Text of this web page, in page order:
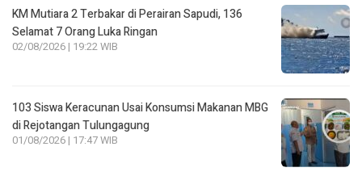
KM Mutiara 2 Terbakar di Perairan Sapudi, 136
Selamat 7 Orang Luka Ringan
02/08/2026 | 19:22 WIB
103 Siswa Keracunan Usai Konsumsi Makanan MBG
di Rejotangan Tulungagung
01/08/2026 | 17:47 WIB